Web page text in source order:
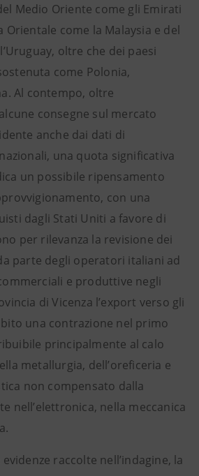
Medio Oriente come gli Emirati
Orientale come la Malaysia e del
oltre che dei paesi
come Polonia,
Al contempo, oltre
consegne sul mercato
anche dai dati di
una quota significativa
un possibile ripensamento
con una
dagli Stati Uniti a favore di
per rilevanza la revisione dei
parte degli operatori italiani ad
e produttive negli
di Vicenza l’export verso gli
una contrazione nel primo
principalmente al calo
metallurgia, dell’oreficeria e
non compensato dalla
nell’elettronica, nella meccanica
raccolte nell’indagine, la